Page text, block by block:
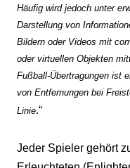
Häufig wird jedoch unter
Darstellung von
Bildern oder Videos mit
oder virtuellen Objekten
Fußball-Übertragungen ist
von Entfernungen bei
Linie.“
Jeder Spieler gehört